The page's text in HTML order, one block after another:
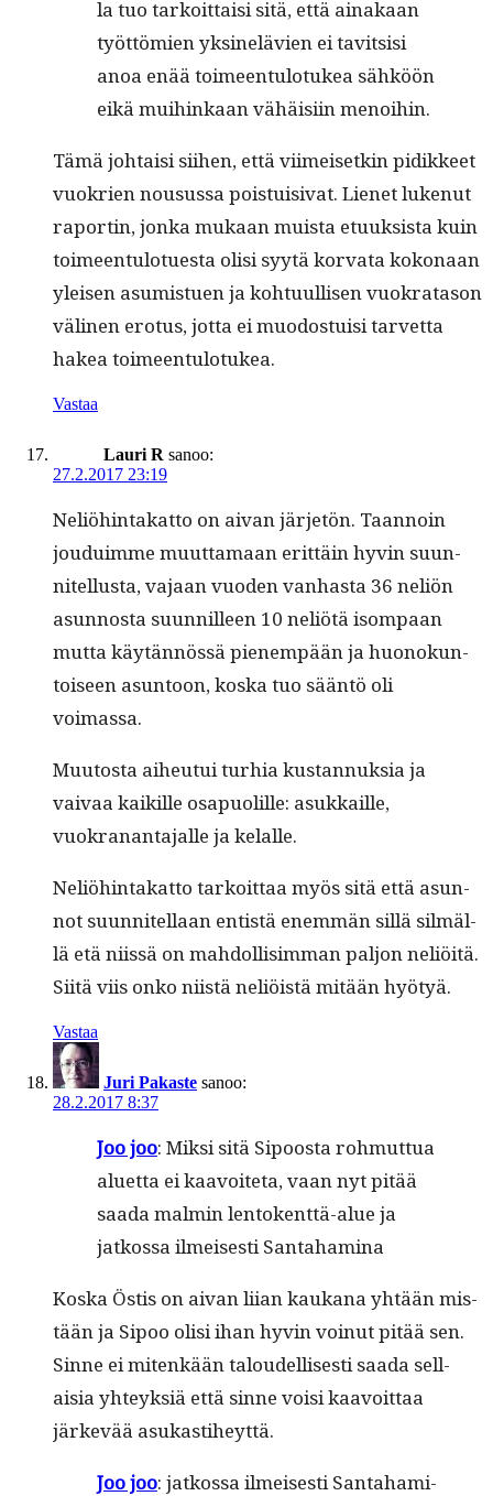
la tuo tarkoit­taisi sitä, että ainakaan
työt­tömien yksinelävien ei tavit­sisi
anoa enää toimeen­tu­lo­tukea sähköön
eikä mui­hinkaan vähäisi­in menoihin.
Tämä johtaisi siihen, että viimeisetkin pidik­keet
vuokrien nousus­sa pois­tu­isi­vat. Lienet lukenut
raportin, jon­ka mukaan muista etuuk­sista kuin
toimeen­tu­lotues­ta olisi syytä kor­va­ta kokon­aan
yleisen asum­istuen ja kohtu­ullisen vuokrata­son
väli­nen ero­tus, jot­ta ei muo­dos­tu­isi tarvet­ta
hakea toimeentulotukea.
Vastaa
Lauri R sanoo:
27.2.2017 23:19
Neliöhin­takat­to on aivan jär­jetön. Taan­noin
jouduimme muut­ta­maan erit­täin hyvin suun­
nitel­lus­ta, vajaan vuo­den van­has­ta 36 neliön
asun­nos­ta suun­nilleen 10 neliötä isom­paan
mut­ta käytän­nössä pienem­pään ja huonokun­
toiseen asun­toon, kos­ka tuo sään­tö oli
voimassa.
Muu­tos­ta aiheu­tui turhia kus­tan­nuk­sia ja
vaivaa kaikille osa­puo­lille: asukkaille,
vuokranan­ta­jalle ja kelalle.
Neliöhin­takat­to tarkoit­taa myös sitä että asun­
not suun­nitel­laan entistä enem­män sil­lä silmäl­
lä etä niis­sä on mah­dol­lisim­man paljon neliöitä.
Siitä viis onko niistä neliöistä mitään hyötyä.
Vastaa
Juri Pakaste sanoo:
28.2.2017 8:37
Joo joo: Mik­si sitä Sipoos­ta rohmut­tua
aluet­ta ei kaavoite­ta, vaan nyt pitää
saa­da malmin lento­kent­tä-alue ja
jatkos­sa ilmeis­es­ti Santahamina
Kos­ka Östis on aivan liian kaukana yhtään mis­
tään ja Sipoo olisi ihan hyvin voin­ut pitää sen.
Sinne ei mitenkään taloudel­lis­es­ti saa­da sel­l­
aisia yhteyk­siä että sinne voisi kaavoit­taa
järkevää asukastiheyttä.
Joo joo: jatkos­sa ilmeis­es­ti San­ta­ham­i­